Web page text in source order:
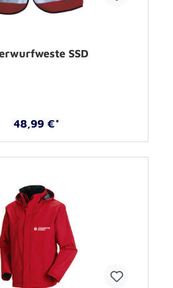
SSD
48,99 €*